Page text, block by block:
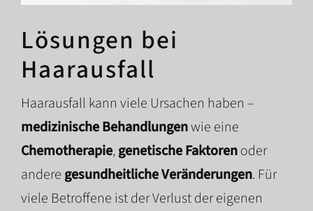
Lösungen bei
Haarausfall
Haarausfall kann viele Ursachen haben –
medizinische Behandlungenwie eine
Chemotherapie,genetische Faktorenoder
andere gesundheitliche Veränderungen. Für
viele Betroffene ist der Verlust der eigenen